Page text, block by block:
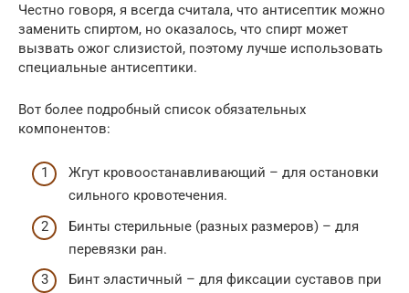
Честно говоря, я всегда считала, что антисептик можно
заменить спиртом, но оказалось, что спирт может
вызвать ожог слизистой, поэтому лучше использовать
специальные антисептики.
Вот более подробный список обязательных
компонентов:
Жгут кровоостанавливающий – для остановки
сильного кровотечения.
Бинты стерильные (разных размеров) – для
перевязки ран.
Бинт эластичный – для фиксации суставов при